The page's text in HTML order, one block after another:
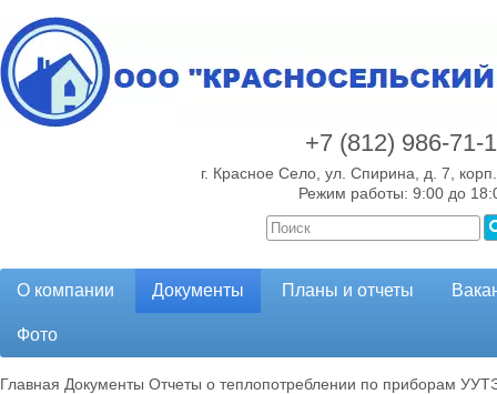
+7 (812) 986-71-
г. Красное Село, ул. Спирина, д. 7,
Режим работы: 9:00 до
О компании Документы Планы и отчеты
Фото
Главная Документы Отчеты о теплопотреблении по приборам